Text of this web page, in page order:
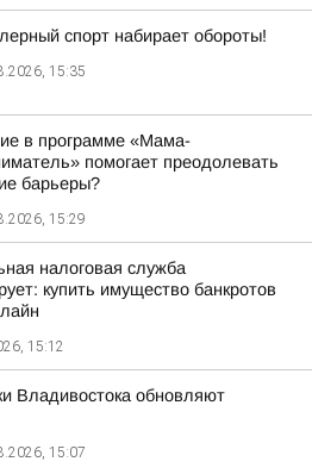
спорт набирает обороты!
15:35
в программе «Мама-
помогает преодолевать
барьеры?
15:29
налоговая служба
купить имущество банкротов
15:12
Владивостока обновляют
15:07